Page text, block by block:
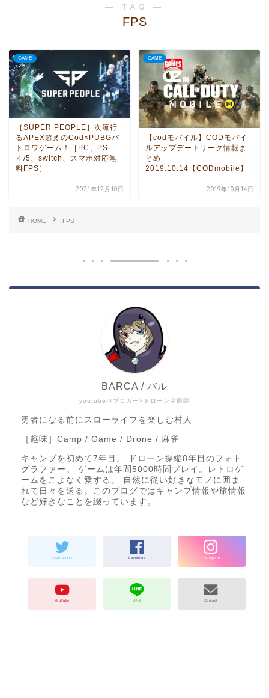
― TAG ―
FPS
GAME
［SUPER PEOPLE］次流行
るAPEX超えのCod×PUBGバ
トロワゲーム！［PC、PS
４/5、switch、スマホ対応無
料FPS］
2021年12月10日
GAME
【codモバイル】CODモバイ
ルアップデートリーク情報ま
とめ
2019.10.14【CODmobile】
2019年10月14日
HOME FPS
youtuber×ブロガー×ドローン空撮師
BARCA / バル
勇者になる前にスローライフを楽しむ村人
［趣味］Camp / Game / Drone / 麻雀
キャンプを初めて7年目。 ドローン操縦8年目のフォト
グラファー。 ゲームは年間5000時間プレイ。レトロゲ
ームをこよなく愛する。 自然に従い好きなモノに囲ま
れて日々を送る。このブログではキャンプ情報や旅情報
など好きなことを綴っています。